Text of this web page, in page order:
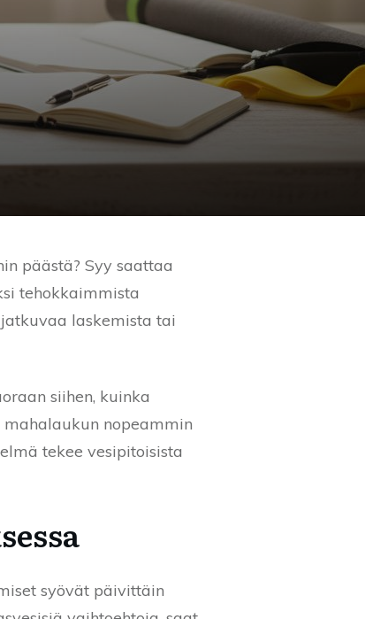
päästä? Syy saattaa
tehokkaimmista
laskemista tai
siihen, kuinka
nopeammin
tekee vesipitoisista
syövät päivittäin